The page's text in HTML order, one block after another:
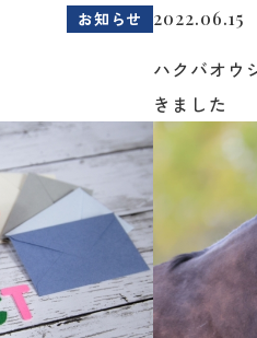
お知らせ 2022.06.15
ハクバオウ
きました